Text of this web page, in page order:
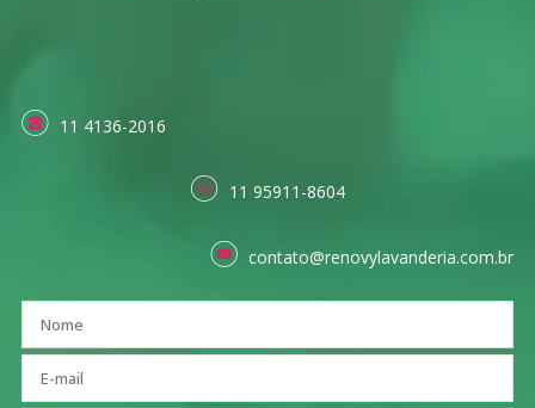
11 4136-2016
11 95911-8604
contato@renovylavanderia.com.br